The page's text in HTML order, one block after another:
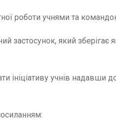
роботи учнями та
застосунок, який
ініціативу учнів надавши